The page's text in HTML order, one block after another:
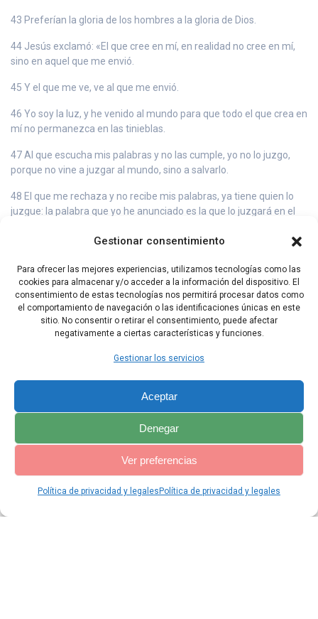
Gestionar consentimiento
Para ofrecer las mejores experiencias, utilizamos tecnologías como las
cookies para almacenar y/o acceder a la información del dispositivo. El
consentimiento de estas tecnologías nos permitirá procesar datos como
el comportamiento de navegación o las identificaciones únicas en este
sitio. No consentir o retirar el consentimiento, puede afectar
negativamente a ciertas características y funciones.
Gestionar los servicios
Aceptar
Denegar
Ver preferencias
Política de privacidad y legales Política de privacidad y legales
43 Preferían la gloria de los hombres a la gloria de Dios.
44 Jesús exclamó: «El que cree en mí, en realidad no cree en mí,
sino en aquel que me envió.
45 Y el que me ve, ve al que me envió.
46 Yo soy la luz, y he venido al mundo para que todo el que crea en
mí no permanezca en las tinieblas.
47 Al que escucha mis palabras y no las cumple, yo no lo juzgo,
porque no vine a juzgar al mundo, sino a salvarlo.
48 El que me rechaza y no recibe mis palabras, ya tiene quien lo
juzgue: la palabra que yo he anunciado es la que lo juzgará en el
me ordenó lo que debía decir y anunciar;
50 y yo sé que su mandato es Vida eterna. Las palabras que digo,
las digo como el Padre me lo ordenó».
Capítulo Anterior Capítulo Siguiente